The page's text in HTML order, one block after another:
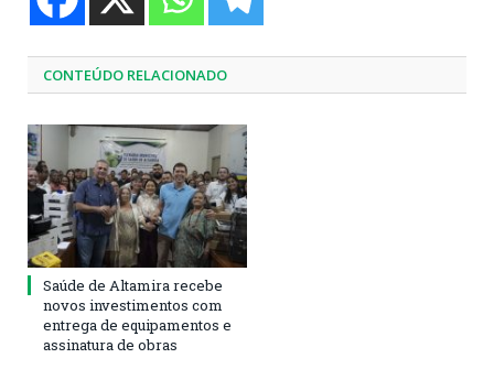
CONTEÚDO RELACIONADO
Saúde de Altamira recebe
novos investimentos com
entrega de equipamentos e
assinatura de obras